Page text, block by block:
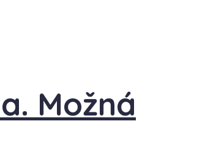
Možná